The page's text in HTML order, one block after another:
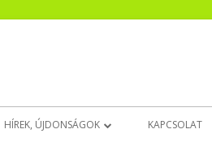
HÍREK, ÚJDONSÁGOK KAPCSOLAT